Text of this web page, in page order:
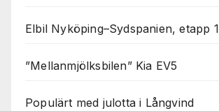
Elbil Nyköping–Sydspanien, etapp 1
”Mellanmjölksbilen” Kia EV5
Populärt med julotta i Långvind